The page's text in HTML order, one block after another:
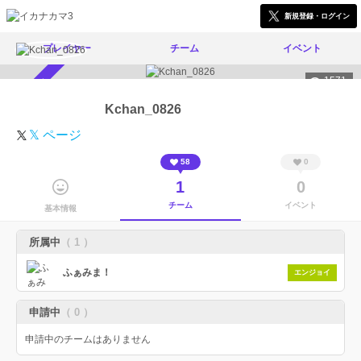
新規登録・ログイン
プレイヤー チーム イベント
1571
Kchan_0826
𝕏 ページ
基本情報
58
1
チーム
0
0
イベント
所属中 （ 1 ）
ふぁみま！ エンジョイ
申請中 （ 0 ）
申請中のチームはありません